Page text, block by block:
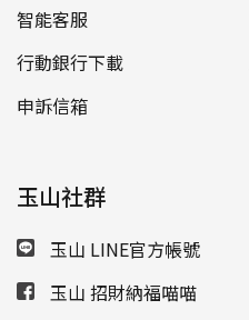
智能客服
行動銀行下載
申訴信箱
玉山社群
玉山 LINE官方帳號
玉山 招財納福喵喵